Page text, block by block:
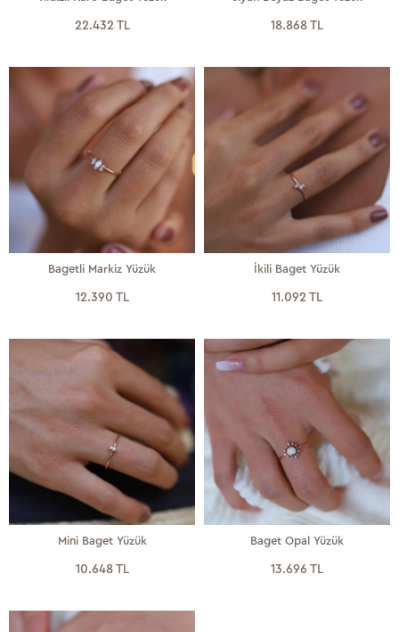
22.432 TL 18.868 TL
Bagetli Markiz Yüzük
12.390 TL
İkili Baget Yüzük
11.092 TL
Mini Baget Yüzük
10.648 TL
Baget Opal Yüzük
13.696 TL